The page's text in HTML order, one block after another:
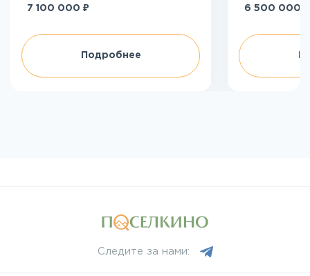
7 100 000 ₽
Подробнее
6 500 000
Следите за нами: